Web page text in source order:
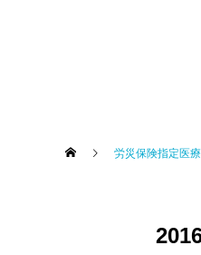
労災保険指定医